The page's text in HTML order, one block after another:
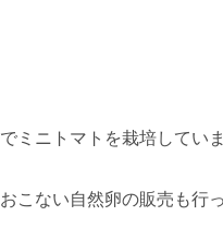
ミニトマトを栽培していま
こない自然卵の販売も行